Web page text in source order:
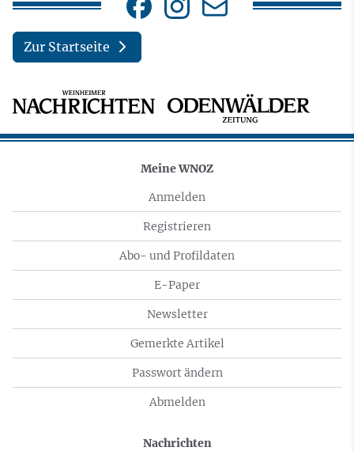
Zur Startseite
Meine WNOZ
Anmelden
Registrieren
Abo- und Profildaten
E-Paper
Newsletter
Gemerkte Artikel
Passwort ändern
Abmelden
Nachrichten